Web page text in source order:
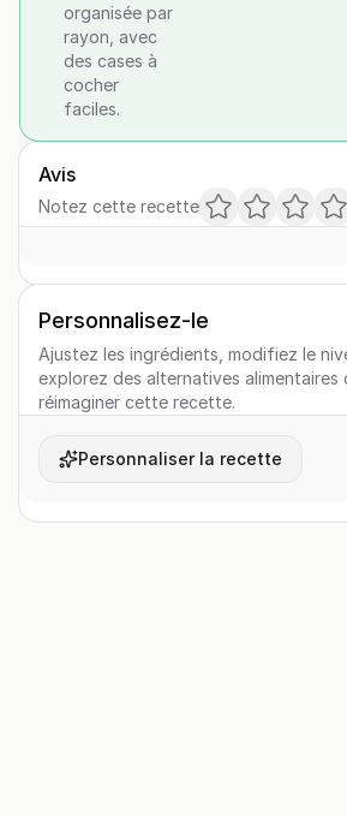
organisée par
rayon, avec
des cases à
cocher
faciles.
Avis
Notez cette recette
Personnalisez-le
Ajustez les ingrédients, modifiez le
explorez des alternatives alimentaires
réimaginer cette recette.
Personnaliser la recette